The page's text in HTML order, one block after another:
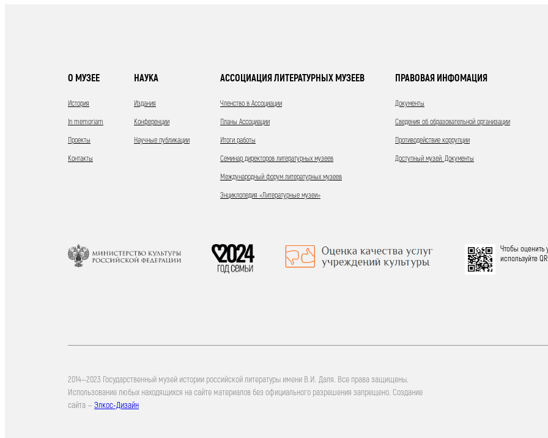
О МУЗЕЕ
История
In memoriam
Проекты
Контакты
НАУКА
Издания
Конференции
Научные публикации
АССОЦИАЦИЯ ЛИТЕРАТУРНЫХ МУЗЕЕВ
Членство в Ассоциации
Планы Ассоциации
Итоги работы
Семинар директоров литературных музеев
Международный форум литературных музеев
Энциклопедия «Литературные музеи»
ПРАВОВАЯ ИНФОМАЦИЯ
Документы
Сведения об образовательной организации
Противодействие коррупции
Доступный музей. Документы
Чтобы оценить
используйте
2014—2023 Государственный музей истории российской литературы имени В.И. Даля. Все права защищены.
Использование любых находящихся на сайте материалов без официального разрешения запрещено. Создание
сайта — Элкос-Дизайн